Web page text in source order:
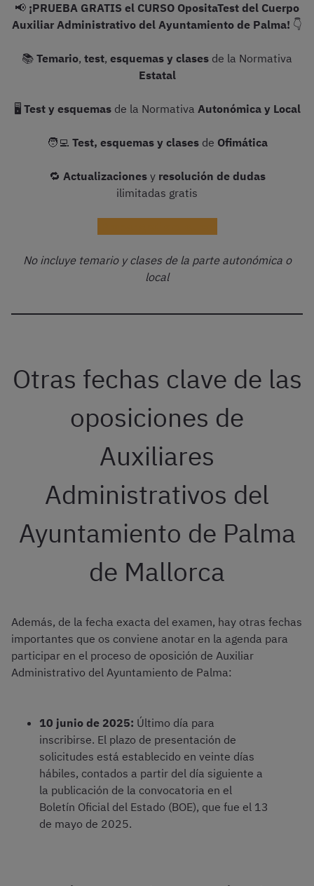
📢 ¡PRUEBA GRATIS el CURSO OpositaTest del Cuerpo
Auxiliar Administrativo del Ayuntamiento de Palma! 👇
📚 Temario, test, esquemas y clases de la Normativa
Estatal
🖥️ Test y esquemasde la Normativa Autonómica y Local
🧑‍💻 Test, esquemas y clasesde Ofimática
🔁 Actualizaciones y resolución de dudas
ilimitadas gratis
No incluye temario y clases de la parte autonómica o
local
Otras fechas clave de las
oposiciones de
Auxiliares
Administrativos del
Ayuntamiento de Palma
de Mallorca
Además, de la fecha exacta del examen, hay otras fechas
importantes que os conviene anotar en la agenda para
participar en el proceso de oposición de Auxiliar
Administrativo del Ayuntamiento de Palma:
10 junio de 2025: Último día para
inscribirse. El plazo de presentación de
solicitudes está establecido en veinte días
hábiles, contados a partir del día siguiente a
la publicación de la convocatoria en el
Boletín Oficial del Estado (BOE), que fue el 13
de mayo de 2025.